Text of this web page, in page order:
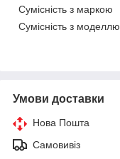
Сумісність з маркою
Сумісність з моделлю
Умови доставки
Нова Пошта
Самовивіз